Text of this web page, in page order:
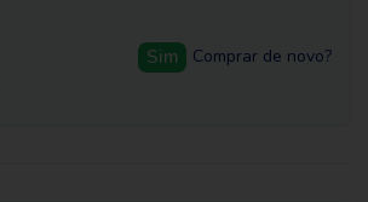
Sim Comprar de novo?